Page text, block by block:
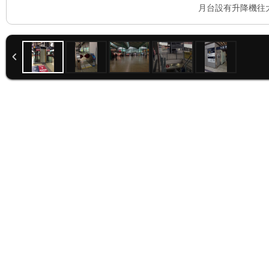
月台設有升降機往